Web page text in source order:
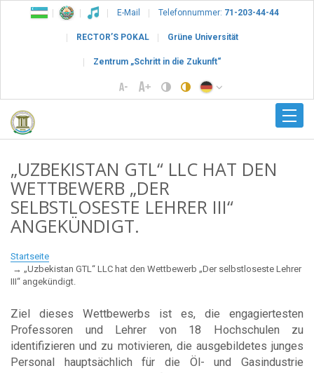
E-Mail Telefonnummer: 71-203-44-44
RECTOR’S POKAL Grüne Universität
Zentrum „Schritt in die Zukunft“
„UZBEKISTAN GTL“ LLC HAT DEN
WETTBEWERB „DER
SELBSTLOSESTE LEHRER III“
ANGEKÜNDIGT.
Startseite
„Uzbekistan GTL“ LLC hat den Wettbewerb „Der selbstloseste Lehrer
III“ angekündigt.
Ziel dieses Wettbewerbs ist es, die engagiertesten
Professoren und Lehrer von 18 Hochschulen zu
identifizieren und zu motivieren, die ausgebildetes junges
Personal hauptsächlich für die Öl- und Gasindustrie